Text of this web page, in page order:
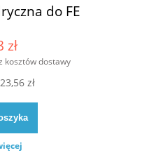
do FE
zł
kosztów dostawy
23,56 zł